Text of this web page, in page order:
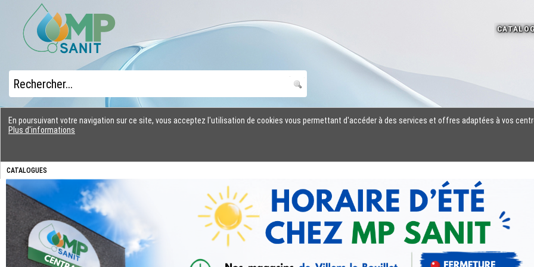
CATALOGUES
En poursuivant votre navigation sur ce site, vous acceptez l'utilisation de cookies vous permettant d'accéder à des services et offres adaptées à vos
Plus d'informations